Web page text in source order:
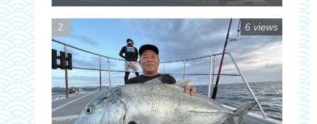
6 views